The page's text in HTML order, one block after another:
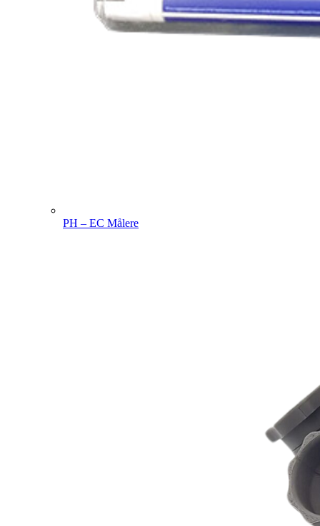
PH – EC Målere